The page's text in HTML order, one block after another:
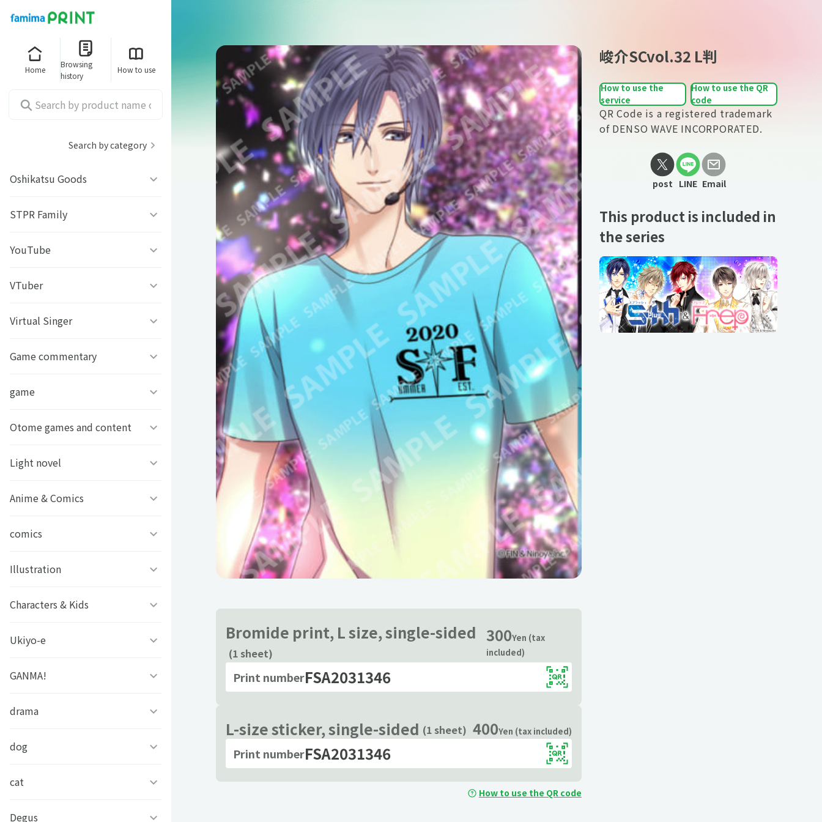
Home
Browsing
history
How to use
Search by category
Oshikatsu Goods
うちわシール
ファミッペ
うちわ背景
写真撮影背景
うちわ文字プリント
GIFUSHO 岐阜県立岐阜商
芸艸堂 推し祈願お守り
STPR Family
AMPTAKｘCOLORS
すとぷり
すにすて - SneakerStep
めておら - Meteorites -
騎士X - Knight X -
とぅるりぷ - True&Lip
YouTube
ねこほうチャンネル
ぼくたちのあそびば
ププ
豆柴富とのふたり暮らし
VTuber
VASE
クラーテイル
ななし学園 方言研究会
描乃EMOイラストシリーズ
Art Stone Entertainment
Virtual Singer
TOKYO6キャラクターズ
Game commentary
アマル
さんちゃんく！
ストグラカップル
モノパスイーツフェス
game
フライハイトクラウディア
ゲームその他
アイドルデスゲームTV
原神
ファタモルガーナの館
グリモア
ドールズフロントライン
2：エクシリウム
Otome games and content
Clock over ORQUESTA
ときめきメモリアル Girl’s
Light novel
ビーンズ文庫24周年
MFブックス
ビーズログ文庫創刊19周年
Anime & Comics
聖女の魔力は万能です
ゲッターロボアーク
SELECTION PROJECT
OVA「薄桜鬼」
スローループ
虫かぶり姫
おそ松さん 英語で東京案内
銀魂シリーズ
comics
#こいさん 恋と参考書
ソラノヤ
あおき
Illustration
京都の三毛猫さん
西條ユリカ
水鏡ひづめ
ぽぽち
中村美遥
#今日のパンダ
Characters & Kids
どっちが強い!?
ぼのぼの
かいじゅうせかいせいふく
チャギントンプログラミン
Ukiyo-e
浮世絵ファミマプリント
芸艸堂 北斎漫画
GANMA!
女子力高めな獅子原くん
兄だったモノ
drama
フェイクファクトリップス
dog
cat
ひのき猫
Degus
Bromide print, L size, single-sided
(1 sheet)
300Yen (tax
included)
Print numberFSA2031346
L-size sticker, single-sided (1 sheet) 400Yen (tax included)
Print numberFSA2031346
How to use the QR code
峻介SCvol.32 L判
How to use the
service
How to use the QR
code
QR Code is a registered trademark
of DENSO WAVE INCORPORATED.
post LINE Email
This product is included in
the series